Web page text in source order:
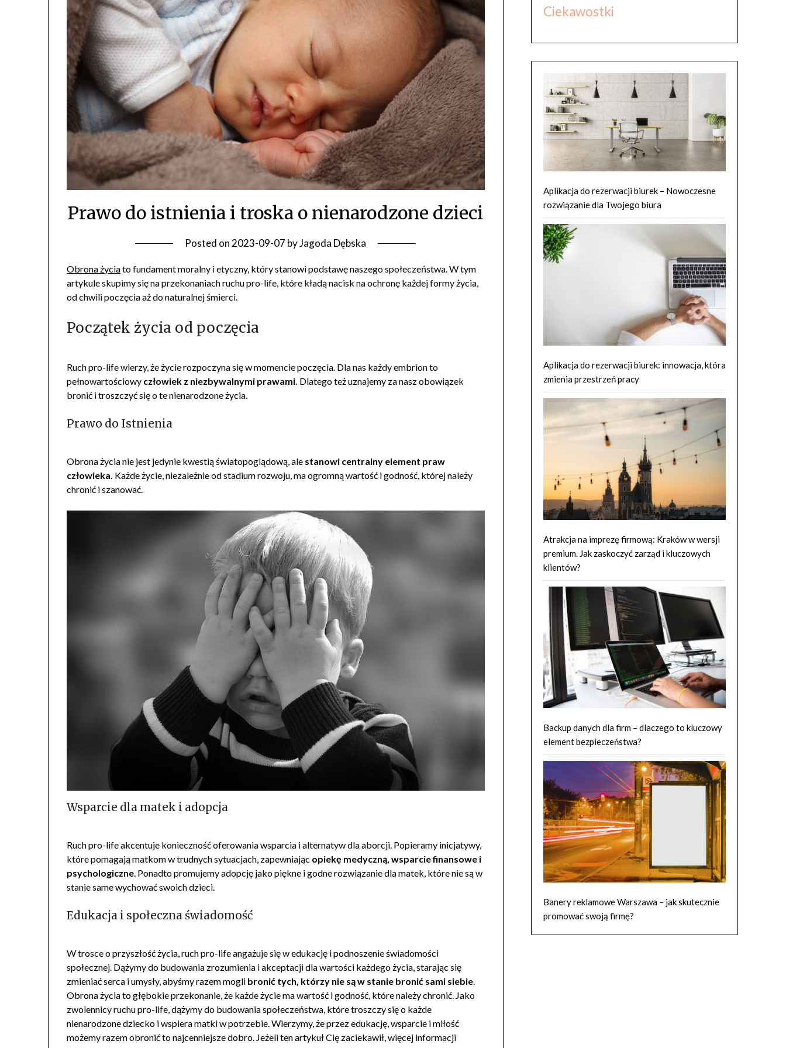
Prawo do istnienia i troska o nienarodzone dzieci
Posted on 2023-09-07 byJagoda Dębska
Obrona życiato fundament moralny i etyczny, który stanowi podstawę naszego społeczeństwa. W tym
artykule skupimy się na przekonaniach ruchu pro-life, które kładą nacisk na ochronę każdej formy życia,
od chwili poczęcia aż do naturalnej śmierci.
Początek życia od poczęcia
Ruch pro-life wierzy, że życie rozpoczyna się w momencie poczęcia. Dla nas każdy embrion to
pełnowartościowy człowiek z niezbywalnymi prawami. Dlatego też uznajemy za nasz obowiązek
bronić i troszczyć się o te nienarodzone życia.
Prawo do Istnienia
Obrona życia nie jest jedynie kwestią światopoglądową, ale stanowi centralny element praw
człowieka. Każde życie, niezależnie od stadium rozwoju, ma ogromną wartość i godność, której należy
chronić i szanować.
Wsparcie dla matek i adopcja
Ruch pro-life akcentuje konieczność oferowania wsparcia i alternatyw dla aborcji. Popieramy inicjatywy,
które pomagają matkom w trudnych sytuacjach, zapewniając opiekę medyczną, wsparcie finansowe i
psychologiczne . Ponadto promujemy adopcję jako piękne i godne rozwiązanie dla matek, które nie są w
stanie same wychować swoich dzieci.
Edukacja i społeczna świadomość
W trosce o przyszłość życia, ruch pro-life angażuje się w edukację i podnoszenie świadomości
społecznej. Dążymy do budowania zrozumienia i akceptacji dla wartości każdego życia, starając się
zmieniać serca i umysły, abyśmy razem mogli bronić tych, którzy nie są w stanie bronić sami siebie
Obrona życia to głębokie przekonanie, że każde życie ma wartość i godność, które należy chronić. Jako
zwolennicy ruchu pro-life, dążymy do budowania społeczeństwa, które troszczy się o każde
nienarodzone dziecko i wspiera matki w potrzebie. Wierzymy, że przez edukację, wsparcie i miłość
możemy razem obronić to najcenniejsze dobro. Jeżeli ten artykuł Cię zaciekawił, więcej informacji
Ciekawostki
Aplikacja do rezerwacji biurek – Nowoczesne
rozwiązanie dla Twojego biura
Aplikacja do rezerwacji biurek: innowacja, która
zmienia przestrzeń pracy
Atrakcja na imprezę firmową: Kraków w wersji
premium. Jak zaskoczyć zarząd i kluczowych
klientów?
Backup danych dla firm – dlaczego to kluczowy
element bezpieczeństwa?
Banery reklamowe Warszawa – jak skutecznie
promować swoją firmę?